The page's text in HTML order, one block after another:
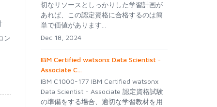
ン
切なリソースとしっかりした学習計画が
あれば、この認定資格に合格するのは簡
単で価値があります...
Dec 18, 2024
IBM Certified watsonx Data Scientist -
Associate C...
IBM C1000-177 IBM Certified watsonx
Data Scientist - Associate 認定資格試験
の準備をする場合、適切な学習教材を用